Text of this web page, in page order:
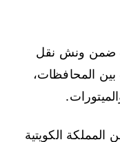
ضمن ونش نقل
المحافظات،
الكويتية